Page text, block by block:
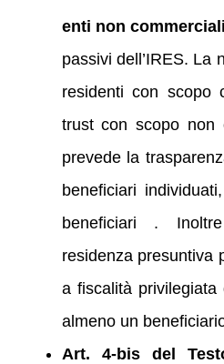
enti non commerciali
passivi dell’IRES. La
residenti con scopo
trust con scopo non
prevede la
beneficiari
beneficiari .
residenza presuntiva
a fiscalità
almeno un
Art. 4‑bis del